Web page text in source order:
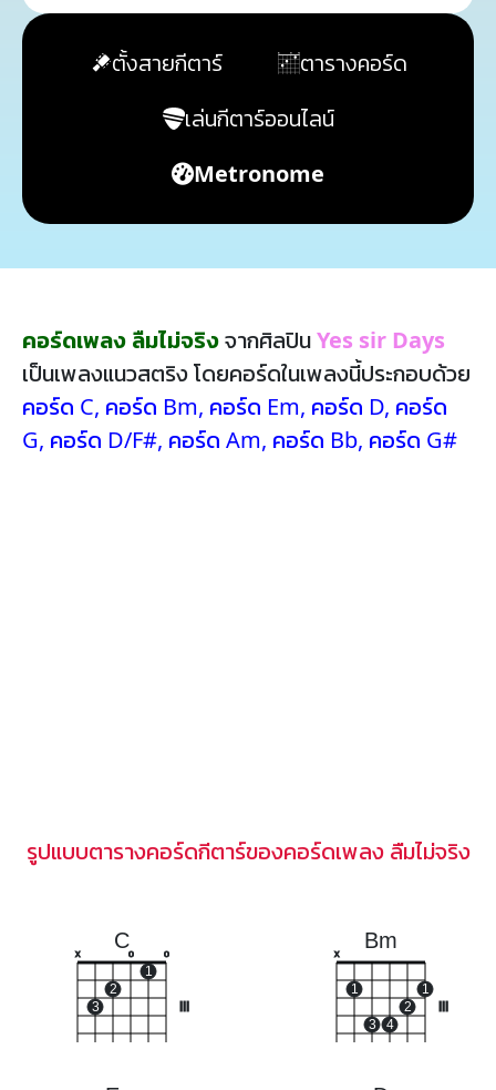
ตั้งสายกีตาร์
ตารางคอร์ด
เล่นกีตาร์ออนไลน์
Metronome
คอร์ดเพลง ลืมไม่จริงจากศิลปินYes sir Days
เป็นเพลงแนวสตริง โดยคอร์ดในเพลงนี้ประกอบด้วย
คอร์ด C, คอร์ด Bm, คอร์ด Em, คอร์ด D, คอร์ด
G, คอร์ด D/F#, คอร์ด Am, คอร์ด Bb, คอร์ด G#
รูปแบบตารางคอร์ดกีตาร์ของคอร์ดเพลง ลืมไม่จริง
C
x
3
2
o
1
o
Bm
x
1
3 4
2
1